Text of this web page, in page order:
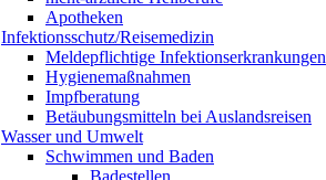
Apotheken
Infektionsschutz/Reisemedizin
Meldepflichtige Infektionserkrankungen
Hygienemaßnahmen
Impfberatung
Betäubungsmitteln bei Auslandsreisen
Wasser und Umwelt
Schwimmen und Baden
Badestellen